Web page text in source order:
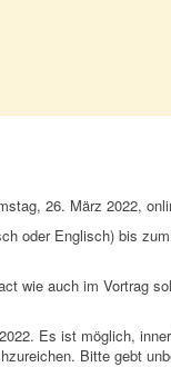
26. März 2022,
oder Englisch) bis
wie auch im Vortrag
Es ist möglich,
Bitte gebt